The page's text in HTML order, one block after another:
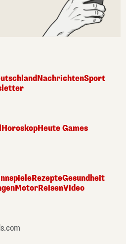
NachrichtenSport
HoroskopHeute Games
RezepteGesundheit
MotorReisenVideo